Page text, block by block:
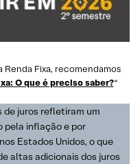
Renda Fixa, recomendamos
O que é preciso saber?“
de juros refletiram um
pela inflação e por
Estados Unidos, o que
altas adicionais dos juros